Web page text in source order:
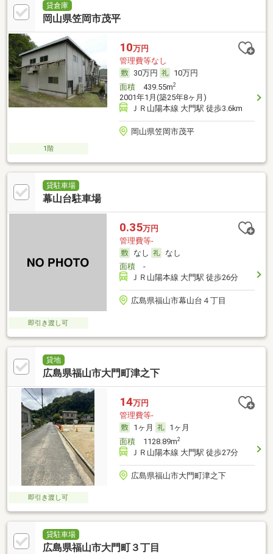
貸倉庫
岡山県笠岡市茂平
10万円
管理費等なし
30万円
10万円
面積439.55m2
2001年1月(築25年8ヶ月)
ＪＲ山陽本線 大門駅 徒歩3.6km
岡山県笠岡市茂平
1階
貸駐車場
幕山台駐車場
0.35万円
管理費等-
なし
なし
面積-
ＪＲ山陽本線 大門駅 徒歩26分
広島県福山市幕山台４丁目
即引き渡し可
貸地
広島県福山市大門町津之下
14万円
管理費等-
1ヶ月
1ヶ月
面積1128.89m2
ＪＲ山陽本線 大門駅 徒歩27分
広島県福山市大門町津之下
即引き渡し可
貸駐車場
広島県福山市大門町３丁目